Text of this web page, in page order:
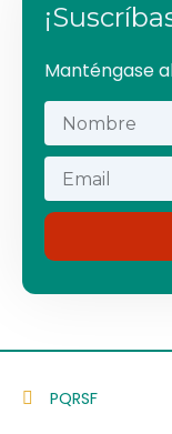
Manténgase
PQRSF